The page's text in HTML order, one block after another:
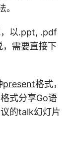
以.ppt, .pdf
需要直接下
present格式，
式分享Go语
的talk幻灯片